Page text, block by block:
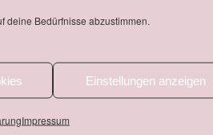
deine Bedürfnisse abzustimmen.
Einstellungen anzeigen
Impressum